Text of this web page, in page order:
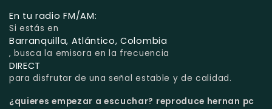
En tu radio FM/AM:
Si estás en
Barranquilla, Atlántico, Colombia
, busca la emisora en la frecuencia
DIRECT
para disfrutar de una señal estable y de calidad.
¿quieres empezar a escuchar? reproduce hernan pc